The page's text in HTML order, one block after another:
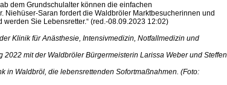
dem Grundschulalter können die einfachen
Niehüser-Saran fordert die Waldbröler Marktbesucherinnen und
werden Sie Lebensretter.“ (red.-08.09.2023 12:02)
Klinik für Anästhesie, Intensivmedizin, Notfallmedizin und
mit der Waldbröler Bürgermeisterin Larissa Weber und Steffen
in Waldbröl, die lebensrettenden Sofortmaßnahmen. (Foto: